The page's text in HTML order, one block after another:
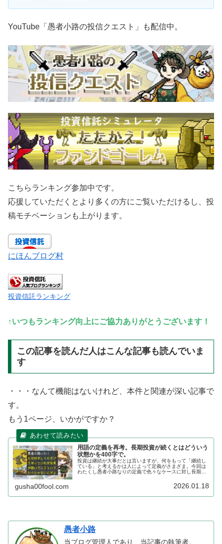
YouTube「愚者小路の投信クエスト」も配信中。
こちらランキング参加中です。
応援していただくとより多くの方にご覧いただけるし、投
稿モチベーションも上がります。
にほんブログ村
投資信託ランキング
↑いつもランキング向上にご協力ありがとうございます！
この記事を読んだ人はこんな記事も読んでいま
す
・・・なんて機能はないけれど、本件と関連が深い記事で
す。
もう1ページ、いかがですか？
用語の定義を再考。長期投資が続くとはどういう
状態かを400字で。
投資は継続が大事だとは言いますが、何をもって「継続し
ている」と考えるかは人によって定義がさまざま。今回は
わたくし愚者小路なりの定義で色々なケースに対し長期投
gusha00fool.com 2026.01.18
愚者小路
当ブログ管理人であり、当記事の執筆者。